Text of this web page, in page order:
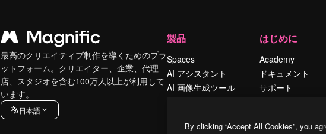
最高のクリエイティブ制作を導くためのプラ
ットフォーム。クリエイター、企業、代理
店、スタジオを含む100万人以上が利用して
います。
日本語
製品
Spaces
AI アシスタント
AI 画像生成ツール
ストックコンテン
はじめに
Academy
ドキュメント
サポート
シー
By clicking “Accept All Cookies”, you